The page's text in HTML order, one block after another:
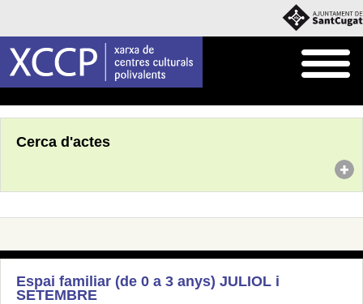
Cerca d'actes
Espai familiar (de 0 a 3 anys) JULIOL i
SETEMBRE